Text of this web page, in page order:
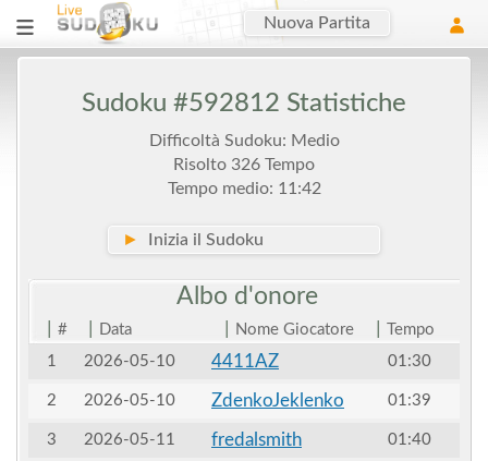
Nuova Partita
Sudoku #592812 Statistiche
Difficoltà Sudoku: Medio
Risolto 326 Tempo
Tempo medio: 11:42
► Inizia il Sudoku
Albo d'onore
# Data Nome Giocatore
Tempo
1
2026-05-10 4411AZ 01:30
2 2026-05-10 ZdenkoJeklenko 01:39
3 2026-05-11 fredalsmith 01:40